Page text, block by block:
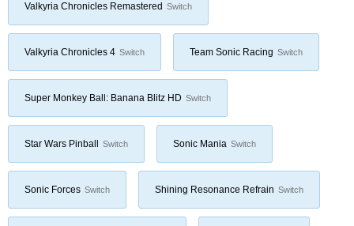
Valkyria Chronicles Remastered Switch
Valkyria Chronicles 4 Switch Team Sonic Racing Switch
Super Monkey Ball: Banana Blitz HD Switch
Star Wars Pinball Switch Sonic Mania Switch
Sonic Forces Switch Shining Resonance Refrain Switch